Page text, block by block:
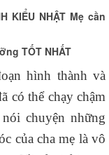
KIỂU NHẬT Mẹ cần
TỐT NHẤT
hình thành và
có thể chạy chậm
chuyện những
của cha mẹ là vô